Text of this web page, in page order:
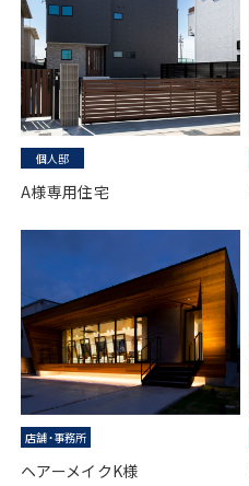
個人邸
A様専用住宅
店舗・事務所
ヘアーメイクK様